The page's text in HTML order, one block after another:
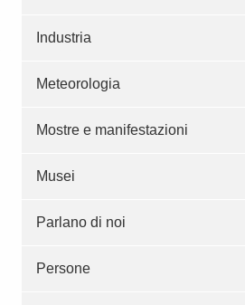
Industria
Meteorologia
Mostre e manifestazioni
Musei
Parlano di noi
Persone